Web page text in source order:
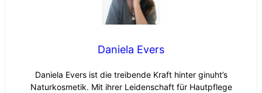
Daniela Evers
Daniela Evers ist die treibende Kraft hinter ginuht’s
Naturkosmetik. Mit ihrer Leidenschaft für Hautpflege